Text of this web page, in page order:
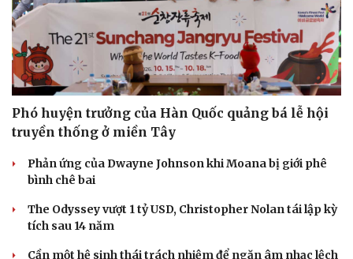
Thông tin doanh nghiệp
Doanh nghiệp 24h
Doanh nhân
Vì cộng đồng
Sành điệu
Tin Công nghệ
Trải nghiệm
Chuyển đổi số
Phó huyện trưởng của Hàn Quốc quảng bá lễ hội
truyền thống ở miền Tây
Phản ứng của Dwayne Johnson khi Moana bị giới phê
bình chê bai
The Odyssey vượt 1 tỷ USD, Christopher Nolan tái lập kỳ
tích sau 14 năm
Cần một hệ sinh thái trách nhiệm để ngăn âm nhạc lệch